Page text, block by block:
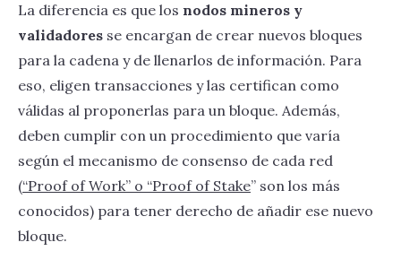
La diferencia es que los nodos mineros y
validadores se encargan de crear nuevos bloques
para la cadena y de llenarlos de información. Para
eso, eligen transacciones y las certifican como
válidas al proponerlas para un bloque. Además,
deben cumplir con un procedimiento que varía
según el mecanismo de consenso de cada red
(“Proof of Work” o “Proof of Stake” son los más
conocidos) para tener derecho de añadir ese nuevo
bloque.